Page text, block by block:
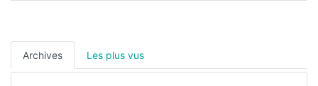
Archives Les plus vus